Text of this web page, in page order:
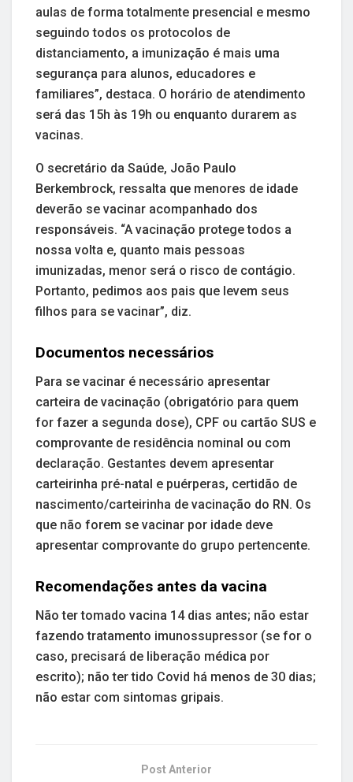
aulas de forma totalmente presencial e mesmo
seguindo todos os protocolos de
distanciamento, a imunização é mais uma
segurança para alunos, educadores e
familiares”, destaca. O horário de atendimento
será das 15h às 19h ou enquanto durarem as
vacinas.
O secretário da Saúde, João Paulo
Berkembrock, ressalta que menores de idade
deverão se vacinar acompanhado dos
responsáveis. “A vacinação protege todos a
nossa volta e, quanto mais pessoas
imunizadas, menor será o risco de contágio.
Portanto, pedimos aos pais que levem seus
filhos para se vacinar”, diz.
Documentos necessários
Para se vacinar é necessário apresentar
carteira de vacinação (obrigatório para quem
for fazer a segunda dose), CPF ou cartão SUS e
comprovante de residência nominal ou com
declaração. Gestantes devem apresentar
carteirinha pré-natal e puérperas, certidão de
nascimento/carteirinha de vacinação do RN. Os
que não forem se vacinar por idade deve
apresentar comprovante do grupo pertencente.
Recomendações antes da vacina
Não ter tomado vacina 14 dias antes; não estar
fazendo tratamento imunossupressor (se for o
caso, precisará de liberação médica por
escrito); não ter tido Covid há menos de 30 dias;
não estar com sintomas gripais.
Post Anterior